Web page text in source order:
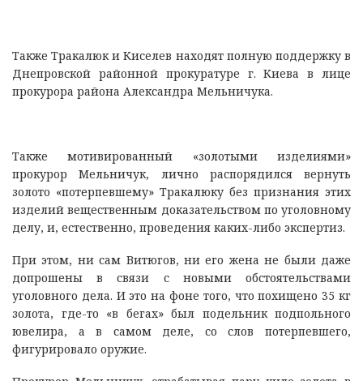
Также Тракалюк и Киселев находят полную поддержку в
Днепровской районной прокуратуре г. Киева в лице
прокурора района Александра Мельничука.
Также мотивированный «золотыми изделиями»
прокурор Мельничук, лично распорядился вернуть
золото «потерпевшему» Тракалюку без признания этих
изделий вещественным доказательством по уголовному
делу, и, естественно, проведения каких-либо экспертиз.
При этом, ни сам Витюгов, ни его жена не были даже
допрошены в связи с новыми обстоятельствами
уголовного дела. И это на фоне того, что похищено 35 кг
золота, где-то «в бегах» был подельник подпольного
ювелира, а в самом деле, со слов потерпевшего,
фигурировало оружие.